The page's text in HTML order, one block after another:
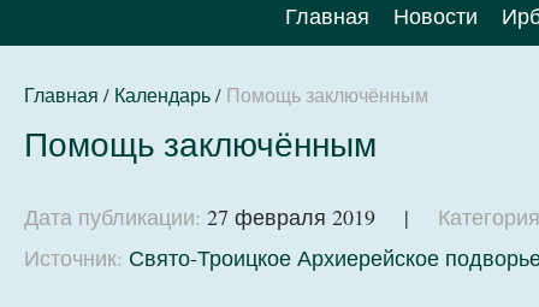
Главная Новости
Главная / Календарь/ Помощь заключённым
Помощь заключённым
Дата публикации: 27 февраля 2019 |
Источник: Свято-Троицкое Архиерейское